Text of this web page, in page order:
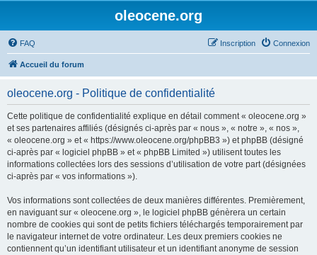
oleocene.org
FAQ Connexion
Inscription
Accueil du forum
oleocene.org - Politique de confidentialité
Cette politique de confidentialité explique en détail comment « oleocene.org »
et ses partenaires affiliés (désignés ci-après par « nous », « notre », « nos »,
« oleocene.org » et « https://www.oleocene.org/phpBB3 ») et phpBB (désigné
ci-après par « logiciel phpBB » et « phpBB Limited ») utilisent toutes les
informations collectées lors des sessions d’utilisation de votre part (désignées
ci-après par « vos informations »).
Vos informations sont collectées de deux manières différentes. Premièrement,
en naviguant sur « oleocene.org », le logiciel phpBB génèrera un certain
nombre de cookies qui sont de petits fichiers téléchargés temporairement par
le navigateur internet de votre ordinateur. Les deux premiers cookies ne
contiennent qu’un identifiant utilisateur et un identifiant anonyme de session